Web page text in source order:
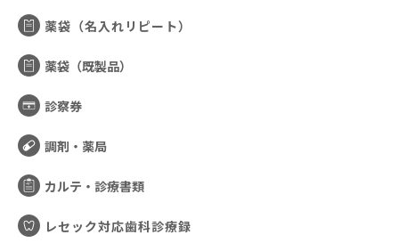
薬袋（名入れリピート）
薬袋（既製品）
診察券
調剤・薬局
カルテ・診療書類
レセック対応歯科診療録